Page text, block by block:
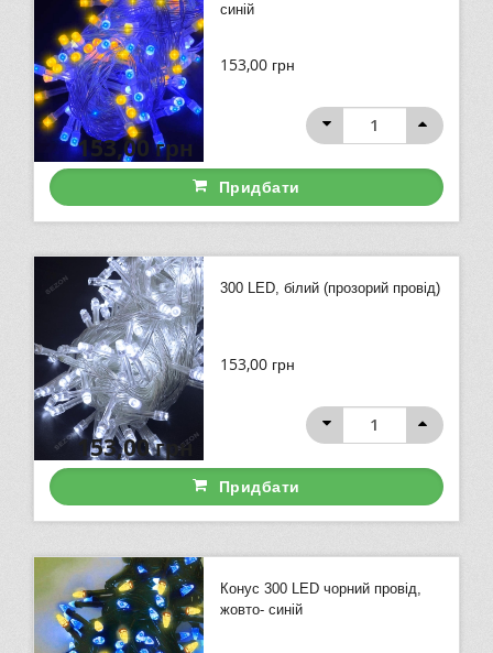
синій
153,00 грн
153,00грн
Придбати
300 LED, білий (прозорий провід)
153,00 грн
153,00грн
Придбати
Конус 300 LED чорний провід,
жовто- синій